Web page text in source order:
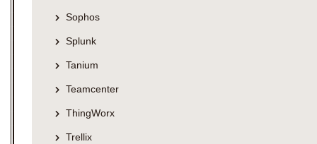
Sophos
Splunk
Tanium
Teamcenter
ThingWorx
Trellix